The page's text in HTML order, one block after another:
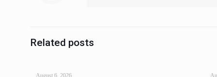
Related posts
August 6, 2026